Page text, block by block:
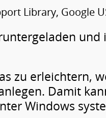
Library, Google
zu erleichtern,
Damit
Windows